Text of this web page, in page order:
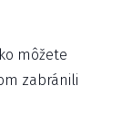
môžete
zabránili